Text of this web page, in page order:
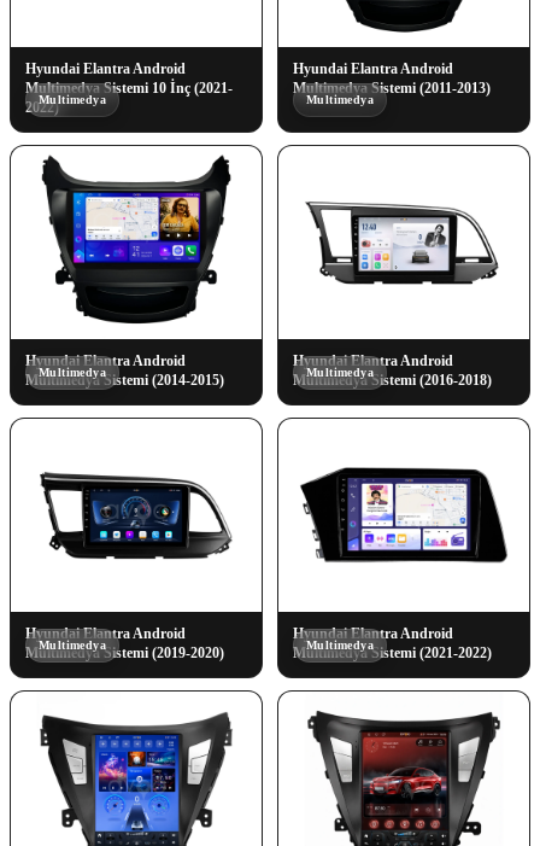
Hyundai Elantra Android
Multimedya Sistemi 10 İnç (2021-
2022)
Multimedya
Hyundai Elantra Android
Multimedya Sistemi (2011-2013)
Multimedya
Hyundai Elantra Android
Multimedya Sistemi (2014-2015)
Multimedya
Hyundai Elantra Android
Multimedya Sistemi (2016-2018)
Multimedya
Hyundai Elantra Android
Multimedya Sistemi (2019-2020)
Multimedya
Hyundai Elantra Android
Multimedya Sistemi (2021-2022)
Multimedya